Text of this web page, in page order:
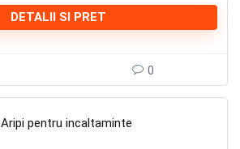
DETALII SI PRET
0
Aripi pentru incaltaminte